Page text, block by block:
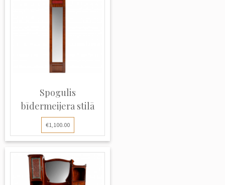
Spogulis
bīdermeijera stilā
€1,100.00